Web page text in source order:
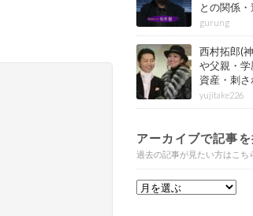
との関係
gurung
西村拓郎(
や父親・学
資産・刺
婚と子供や
とめ
yujitake226
アーカイブで記事
過去の記事が見たい方はこち